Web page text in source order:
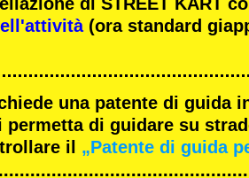
(ora standard
una patente di guida
permetta di guidare su
il
„Patente di guida